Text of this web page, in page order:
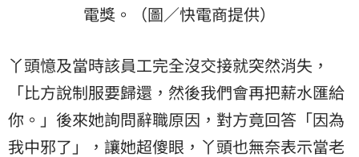
電獎。（圖／快電商提供）
丫頭憶及當時該員工完全沒交接就突然消失，
「比方說制服要歸還，然後我們會再把薪水匯給
你。」後來她詢問辭職原因，對方竟回答「因為
我中邪了」，讓她超傻眼，丫頭也無奈表示當老